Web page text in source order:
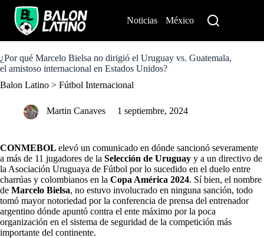
o
c
n
Noticias México
¿Por qué Marcelo Bielsa no dirigió el Uruguay vs. Guatemala,
el amistoso internacional en Estados Unidos?
Balon Latino > Fútbol Internacional
Martin Canaves 1 septiembre, 2024
CONMEBOL elevó un comunicado en dónde sancionó severamente
a más de 11 jugadores de la Selección de Uruguay y a un directivo de
la Asociación Uruguaya de Fútbol por lo sucedido en el duelo entre
charrúas y colombianos en la Copa América 2024. Sí bien, el nombre
de Marcelo Bielsa, no estuvo involucrado en ninguna sanción, todo
tomó mayor notoriedad por la conferencia de prensa del entrenador
argentino dónde apuntó contra el ente máximo por la poca
organización en el sistema de seguridad de la competición más
importante del continente.